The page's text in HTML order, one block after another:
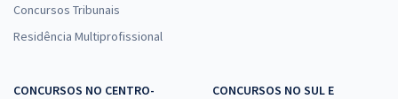
Concursos Tribunais
Residência Multiprofissional
CONCURSOS NO CENTRO-
CONCURSOS NO SUL E